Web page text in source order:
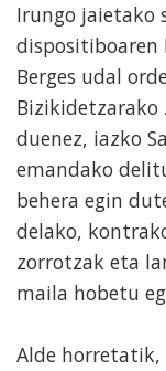
Irungo jaietako
dispositiboaren
Berges udal
Bizikidetzarako
duenez, iazko
emandako
behera egin
delako,
zorrotzak eta
maila hobetu
Alde horretatik,